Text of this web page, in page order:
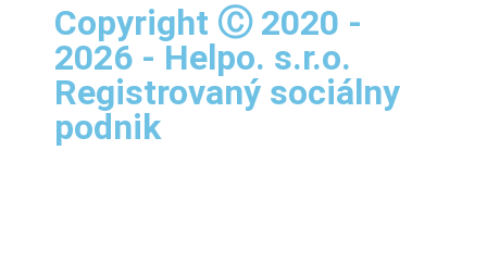
Copyright Ⓒ 2020 -
2026 - Helpo. s.r.o.
Registrovaný sociálny
podnik